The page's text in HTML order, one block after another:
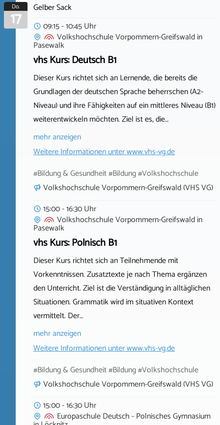
Do.
17
Gelber Sack
09:15 - 10:45 Uhr
Volkshochschule Vorpommern-Greifswaldin
Pasewalk
vhs Kurs: Deutsch B1
Dieser Kurs richtet sich an Lernende, die bereits die
Grundlagen der deutschen Sprache beherrschen (A2-
Niveau) und ihre Fähigkeiten auf ein mittleres Niveau (B1)
weiterentwickeln möchten. Ziel ist es, die…
mehr anzeigen
Weitere Informationen unterwww.vhs-vg.de
#Bildung & Gesundheit #Bildung #Volkshochschule
Volkshochschule Vorpommern-Greifswald (VHS VG)
15:00 - 16:30 Uhr
Volkshochschule Vorpommern-Greifswaldin
Pasewalk
vhs Kurs: Polnisch B1
Dieser Kurs richtet sich an Teilnehmende mit
Vorkenntnissen. Zusatztexte je nach Thema ergänzen
den Unterricht. Ziel ist die Verständigung in alltäglichen
Situationen. Grammatik wird im situativen Kontext
vermittelt. Der…
mehr anzeigen
Weitere Informationen unterwww.vhs-vg.de
#Bildung & Gesundheit #Bildung #Volkshochschule
Volkshochschule Vorpommern-Greifswald (VHS VG)
15:00 - 16:30 Uhr
Europaschule Deutsch - Polnisches Gymnasium